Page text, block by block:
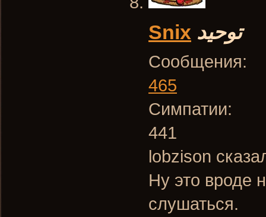
Snix توحيد
Сообщения:
465
Симпатии:
441
lobzison
Ну это вроде
слушаться.